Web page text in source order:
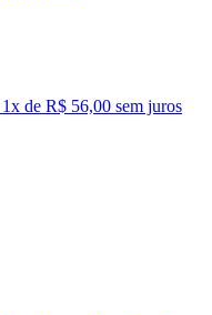
1x de R$ 56,00 sem juros